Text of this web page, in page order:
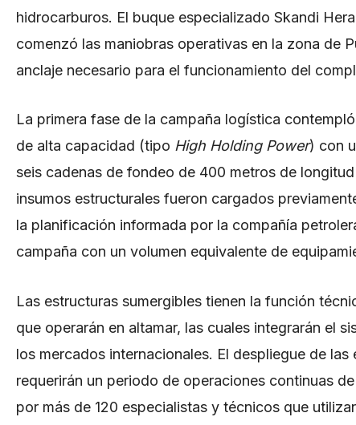
hidrocarburos. El buque especializado Skandi
comenzó las maniobras operativas en la zona de
anclaje necesario para el funcionamiento del
La primera fase de la campaña logística
de alta capacidad (tipo High Holding Power) con
seis cadenas de fondeo de 400 metros de
insumos estructurales fueron cargados
la planificación informada por la compañía
campaña con un volumen equivalente de
Las estructuras sumergibles tienen la función
que operarán en altamar, las cuales integrarán el
los mercados internacionales. El despliegue de
requerirán un periodo de operaciones continuas
por más de 120 especialistas y técnicos que